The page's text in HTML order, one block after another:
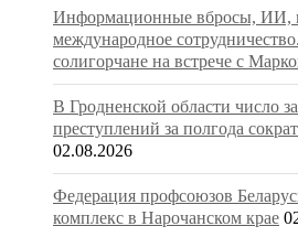
Информационные вбросы, ИИ,
международное
солигорчане на встрече с
В Гродненской области число
преступлений за полгода
02.08.2026
Федерация профсоюзов
комплекс в Нарочанском крае